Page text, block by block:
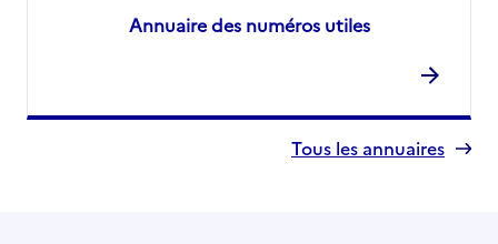
Annuaire des numéros utiles
Tous les annuaires